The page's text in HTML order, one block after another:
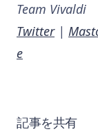
Team Vivaldi
Twitter|
e
記事を共有